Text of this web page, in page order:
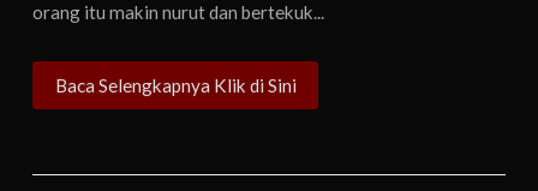
orang itu makin nurut dan bertekuk...
Baca Selengkapnya Klik di Sini